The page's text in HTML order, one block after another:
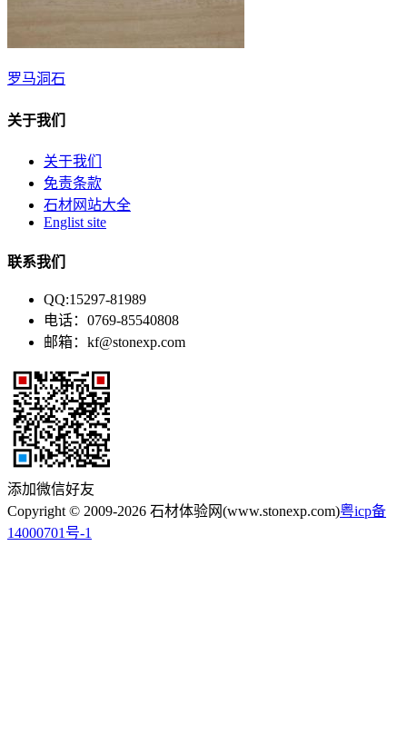
罗马洞石
关于我们
关于我们
免责条款
石材网站大全
Englist site
联系我们
QQ:15297-81989
电话：0769-85540808
邮箱：kf@stonexp.com
添加微信好友
Copyright © 2009-2026 石材体验网(www.stonexp.com)粤icp备
14000701号-1